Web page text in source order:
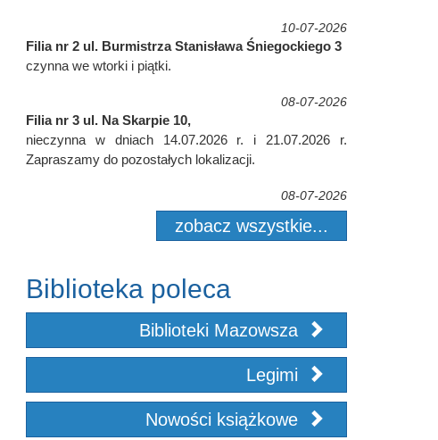
10-07-2026
Filia nr 2 ul. Burmistrza Stanisława Śniegockiego 3
czynna we wtorki i piątki.
08-07-2026
Filia nr 3 ul. Na Skarpie 10,
nieczynna w dniach 14.07.2026 r. i 21.07.2026 r.
Zapraszamy do pozostałych lokalizacji.
08-07-2026
zobacz wszystkie...
Biblioteka poleca
Biblioteki Mazowsza
Legimi
Nowości książkowe